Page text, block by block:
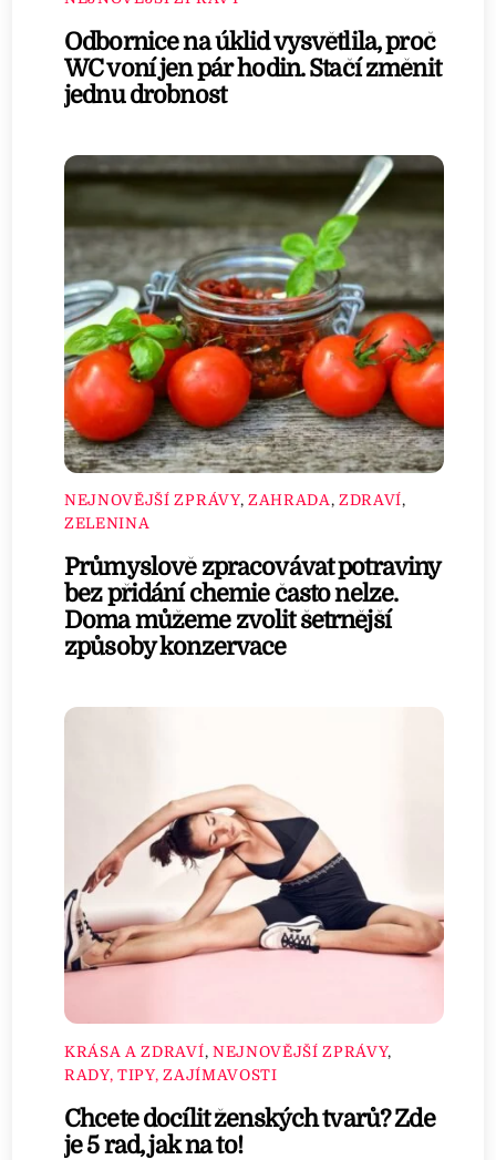
Odbornice na úklid vysvětlila, proč
WC voní jen pár hodin. Stačí změnit
jednu drobnost
NEJNOVĚJŠÍ ZPRÁVY, ZAHRADA, ZDRAVÍ,
ZELENINA
Průmyslově zpracovávat potraviny
bez přidání chemie často nelze.
Doma můžeme zvolit šetrnější
způsoby konzervace
KRÁSA A ZDRAVÍ, NEJNOVĚJŠÍ ZPRÁVY,
RADY, TIPY, ZAJÍMAVOSTI
Chcete docílit ženských tvarů? Zde
je 5 rad, jak na to!